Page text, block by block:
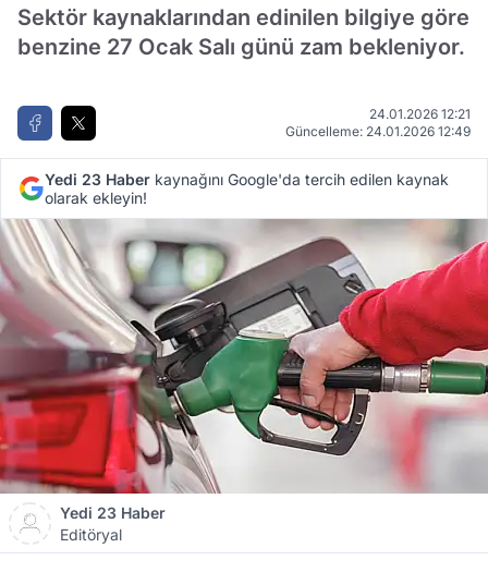
Sektör kaynaklarından edinilen bilgiye göre
benzine 27 Ocak Salı günü zam bekleniyor.
24.01.2026 12:21
Güncelleme: 24.01.2026 12:49
Yedi 23 Haber kaynağını Google'da tercih edilen kaynak
olarak ekleyin!
Yedi 23 Haber
Editöryal